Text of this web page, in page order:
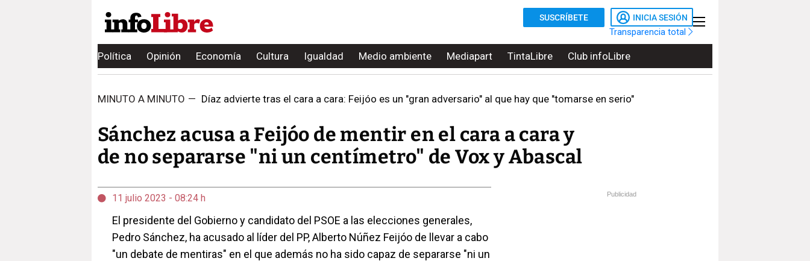
SUSCRÍBETE INICIA SESIÓN
Transparencia total
Política Opinión Economía Cultura Igualdad Medio ambiente Mediapart TintaLibre Club infoLibre
MINUTO A MINUTO — Díaz advierte tras el cara a cara: Feijóo es un "gran adversario" al que hay que "tomarse en serio"
Sánchez acusa a Feijóo de mentir en el cara a cara y
de no separarse "ni un centímetro" de Vox y Abascal
11 julio 2023 - 08:24 h
El presidente del Gobierno y candidato del PSOE a las elecciones generales,
Pedro Sánchez, ha acusado al líder del PP, Alberto Núñez Feijóo de llevar a cabo
"un debate de mentiras" en el que además no ha sido capaz de separarse "ni un
Publicidad